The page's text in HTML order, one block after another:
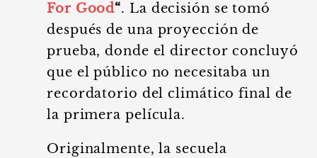
For Good“. La decisión se tomó
después de una proyección de
prueba, donde el director concluyó
que el público no necesitaba un
recordatorio del climático final de
la primera película.
Originalmente, la secuela